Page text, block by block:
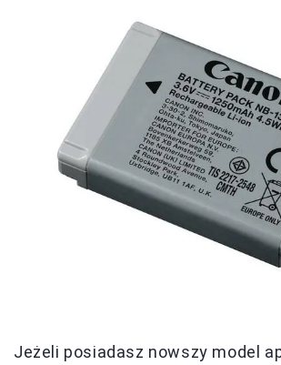
Jeżeli posiadasz nowszy model